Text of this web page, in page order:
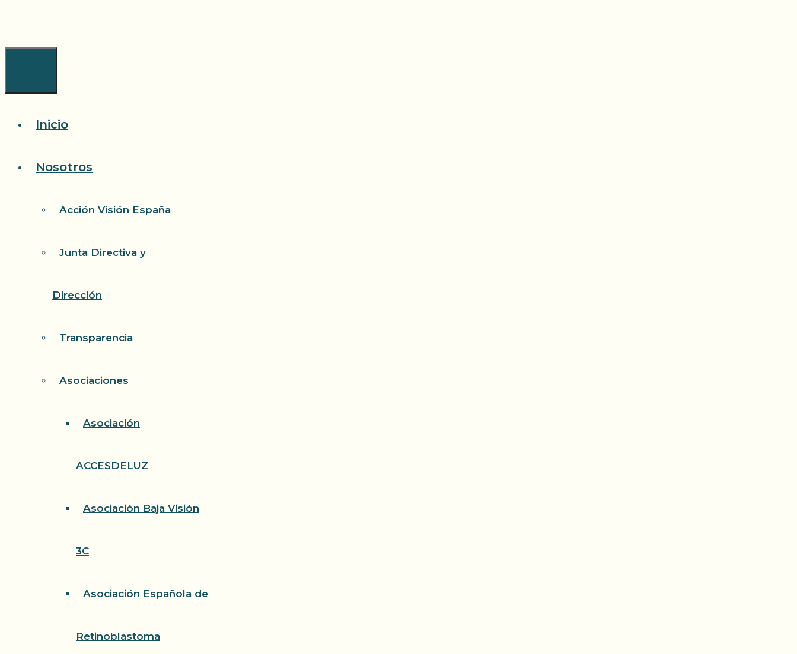
Inicio
Nosotros
Acción Visión España
Junta Directiva y
Dirección
Transparencia
Asociaciones
Asociación
ACCESDELUZ
Asociación Baja Visión
3C
Asociación Española de
Retinoblastoma